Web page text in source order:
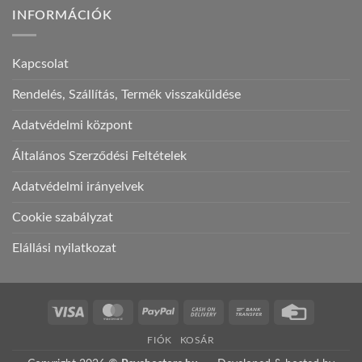
INFORMÁCIÓK
Kapcsolat
Rendelés, Szállítás, Termék visszaküldése
Adatvédelmi központ
Általános Szerződési Feltételek
Adatvédelmi irányelvek
Cookie szabályzat
Elállási nyilatkozat
Visa MasterCardPayPal
Cash
Bank
FIÓK KOSÁR